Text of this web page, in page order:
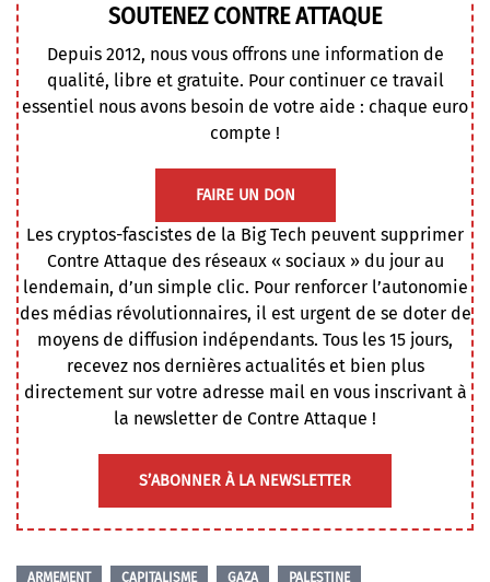
SOUTENEZ CONTRE ATTAQUE
Depuis 2012, nous vous offrons une information de
qualité, libre et gratuite. Pour continuer ce travail
essentiel nous avons besoin de votre aide : chaque euro
compte !
FAIRE UN DON
Les cryptos-fascistes de la Big Tech peuvent supprimer
Contre Attaque des réseaux « sociaux » du jour au
lendemain, d’un simple clic. Pour renforcer l’autonomie
des médias révolutionnaires, il est urgent de se doter de
moyens de diffusion indépendants. Tous les 15 jours,
recevez nos dernières actualités et bien plus
directement sur votre adresse mail en vous inscrivant à
la newsletter de Contre Attaque !
S’ABONNER À LA NEWSLETTER
ARMEMENT CAPITALISME GAZA PALESTINE